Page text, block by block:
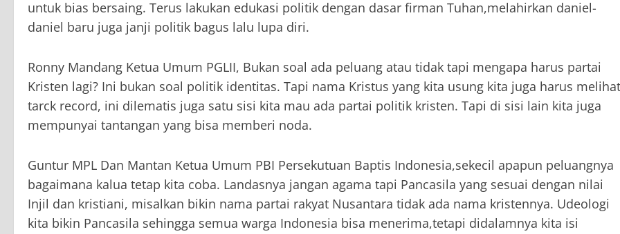
untuk bias bersaing. Terus lakukan edukasi politik dengan dasar firman Tuhan,melahirkan daniel-
daniel baru juga janji politik bagus lalu lupa diri.
Ronny Mandang Ketua Umum PGLII, Bukan soal ada peluang atau tidak tapi mengapa harus partai
Kristen lagi? Ini bukan soal politik identitas. Tapi nama Kristus yang kita usung kita juga harus melihat
tarck record, ini dilematis juga satu sisi kita mau ada partai politik kristen. Tapi di sisi lain kita juga
mempunyai tantangan yang bisa memberi noda.
Guntur MPL Dan Mantan Ketua Umum PBI Persekutuan Baptis Indonesia,sekecil apapun peluangnya
bagaimana kalua tetap kita coba. Landasnya jangan agama tapi Pancasila yang sesuai dengan nilai
Injil dan kristiani, misalkan bikin nama partai rakyat Nusantara tidak ada nama kristennya. Udeologi
kita bikin Pancasila sehingga semua warga Indonesia bisa menerima,tetapi didalamnya kita isi